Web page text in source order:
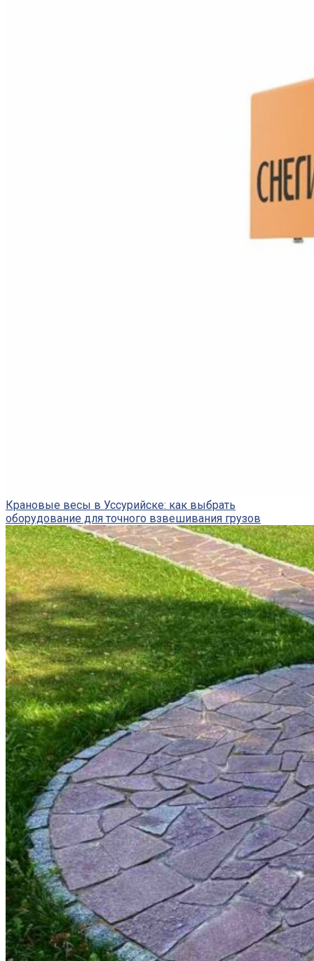
Крановые весы в Уссурийске: как выбрать
оборудование для точного взвешивания грузов